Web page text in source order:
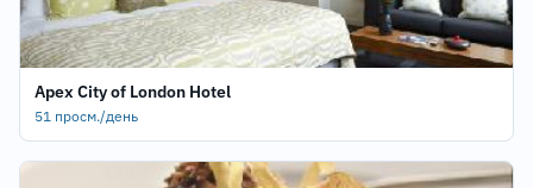
Apex City of London Hotel
51 просм./день